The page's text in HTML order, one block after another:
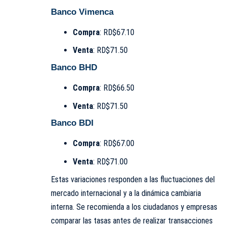
Banco Vimenca
Compra: RD$67.10
Venta: RD$71.50
Banco BHD
Compra: RD$66.50
Venta: RD$71.50
Banco BDI
Compra: RD$67.00
Venta: RD$71.00
Estas variaciones responden a las fluctuaciones del
mercado internacional y a la dinámica cambiaria
interna. Se recomienda a los ciudadanos y empresas
comparar las tasas antes de realizar transacciones